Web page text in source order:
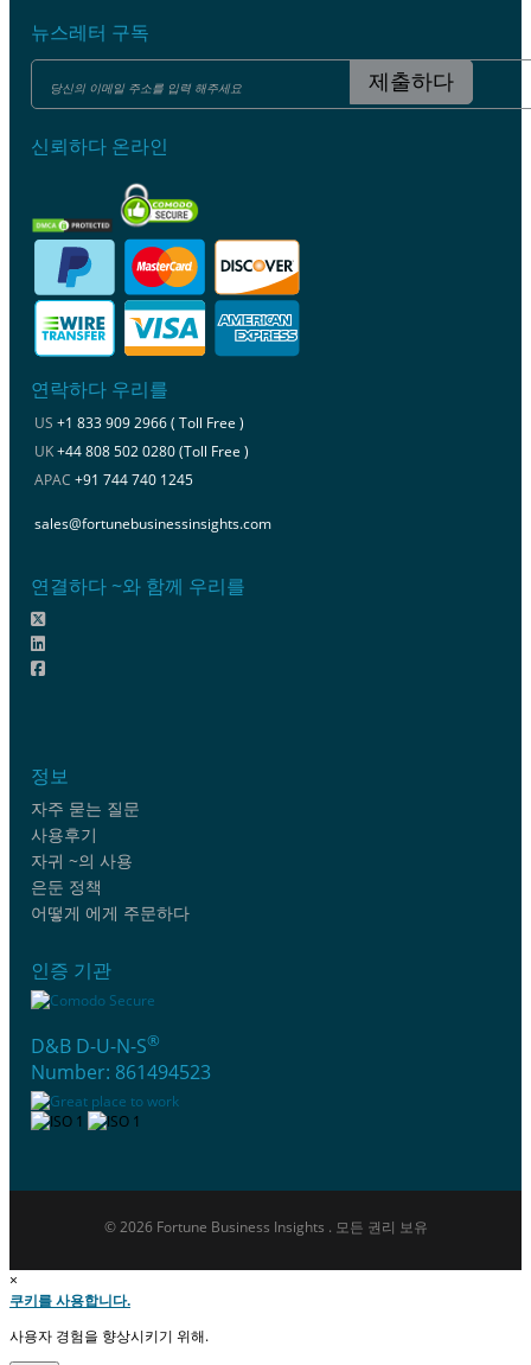
뉴스레터 구독
제출하다
신뢰하다 온라인
연락하다 우리를
US +1 833 909 2966 ( Toll Free )
UK+44 808 502 0280 (Toll Free )
APAC +91 744 740 1245
sales@fortunebusinessinsights.com
연결하다 ~와 함께 우리를
정보
자주 묻는 질문
사용후기
자귀 ~의 사용
은둔 정책
어떻게 에게 주문하다
인증 기관
D&B D-U-N-S®
Number: 861494523
© 2026 Fortune Business Insights . 모든 권리 보유
×
쿠키를 사용합니다.
사용자 경험을 향상시키기 위해.